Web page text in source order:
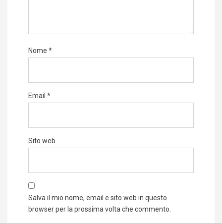
Nome *
Email *
Sito web
Salva il mio nome, email e sito web in questo
browser per la prossima volta che commento.